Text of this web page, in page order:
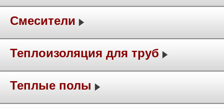
Смесители
Теплоизоляция для труб
Теплые полы